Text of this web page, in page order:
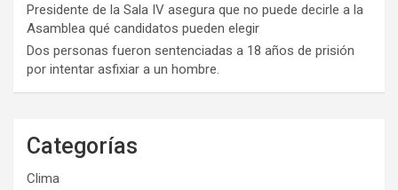
Presidente de la Sala IV asegura que no puede decirle a la
Asamblea qué candidatos pueden elegir
Dos personas fueron sentenciadas a 18 años de prisión
por intentar asfixiar a un hombre.
Categorías
Clima